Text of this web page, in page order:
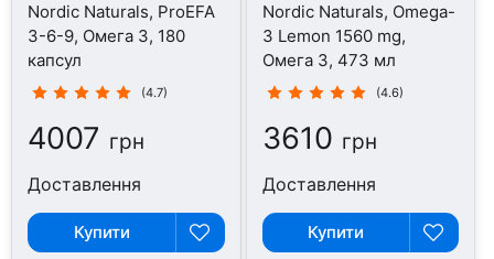
Nordic Naturals, ProEFA
3-6-9, Омега 3, 180
капсул
(4.7)
4007 грн
Доставлення
Купити
Nordic Naturals, Omega-
3 Lemon 1560 mg,
Омега 3, 473 мл
(4.6)
3610 грн
Доставлення
Купити